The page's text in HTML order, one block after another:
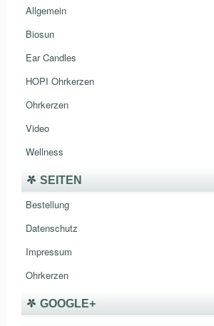
Allgemein
Biosun
Ear Candles
HOPI Ohrkerzen
Ohrkerzen
Video
Wellness
SEITEN
Bestellung
Datenschutz
Impressum
Ohrkerzen
GOOGLE+